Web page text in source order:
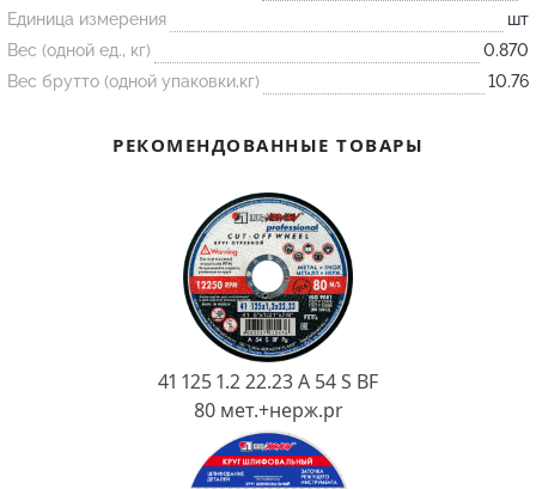
Стержень
Пробка
Подставка
Лодочка
Ковш разливочный
Огнеупорная SiC смесь
Единица измерения
шт
Вес (одной ед., кг)
0.870
Вес брутто (одной упаковки,кг)
10.76
РЕКОМЕНДОВАННЫЕ ТОВАРЫ
41 125 1.2 22.23 A 54 S BF
80 мет.+нерж.pr